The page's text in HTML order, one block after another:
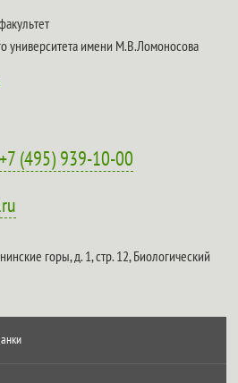
университета имени М.В.Ломоносова
+7 (495) 939-10-00
горы, д. 1, стр. 12,Биологический